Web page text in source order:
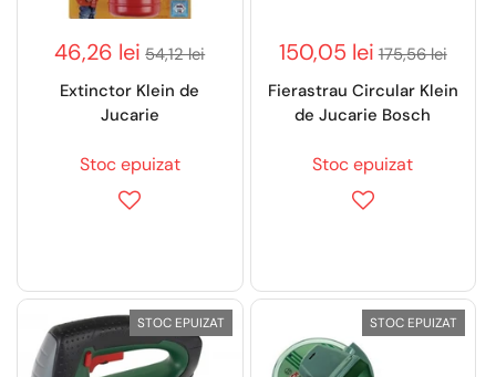
46,26 lei 54,12 lei
Extinctor Klein de
Jucarie
Stoc epuizat
150,05 lei 175,56 lei
Fierastrau Circular Klein
de Jucarie Bosch
Stoc epuizat
STOC EPUIZAT STOC EPUIZAT